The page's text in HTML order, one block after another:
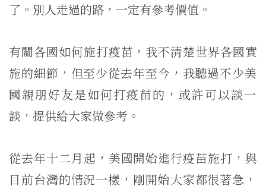
了。別人走過的路， 一定有參考價值。
有關各國如何施打疫苗，我不清楚世界各國實
施的細節， 但至少從去年至今，我聽過不少美
國親朋好友是如何打疫苗的， 或許可以談一
談，提供給大家做參考。
從去年十二月起，美國開始進行疫苗施打，與
目前台灣的情況一樣， 剛開始大家都很著急，